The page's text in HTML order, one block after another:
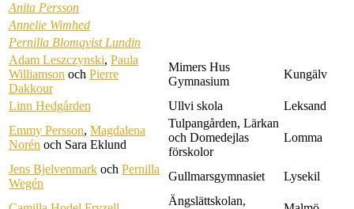
Anita Persson
Annelie Wimhed
Pernilla Blomqvist Lundin
Adam Leszczynski, Paula
Williamson och Pierre
Dakkour
Mimers Hus
Gymnasium
Kungälv
Linn Hedgården Ullvi skola
Leksand
Emmy Persson, Magdalena
Norén och Sara Eklund
Tulpangården, Lärkan
och Domedejlas
förskolor
Lomma
Jens Bjelvenmark och Pernilla
Wegén
Gullmarsgymnasiet Lysekil
Ängslättskolan,